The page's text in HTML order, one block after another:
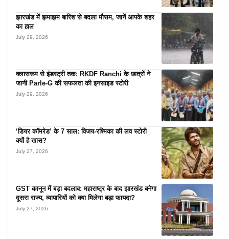
झारखंड में झमाझम बारिश से बदला मौसम, जानें आपके शहर
का हाल
July 29, 2026
क्लासरूम से इंडस्ट्री तक: RKDF Ranchi के छात्रों ने
जानी Parle-G की सफलता की इनसाइड स्टोरी
July 29, 2026
‘डियर कॉमरेड’ के 7 साल: विजय-रश्मिका की लव स्टोरी
क्यों है खास?
July 27, 2026
GST कानून में बड़ा बदलाव: महाराष्ट्र के बाद झारखंड बनेगा
दूसरा राज्य, व्यापारियों को क्या मिलेगा बड़ा फायदा?
July 27, 2026